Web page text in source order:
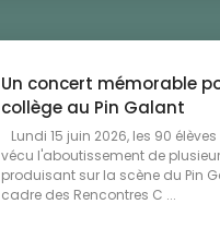
Un concert mémorable
collège au Pin Galant
Lundi 15 juin 2026, les 90
vécu l'aboutissement de
produisant sur la scène du Pin
cadre des Rencontres C ...